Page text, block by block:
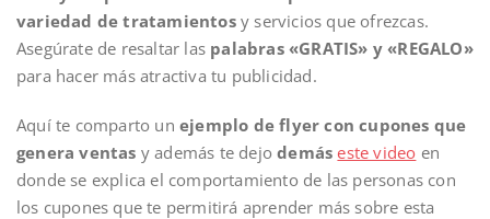
variedad de tratamientosy servicios que ofrezcas.
Asegúrate de resaltar las palabras «GRATIS» y «REGALO»
para hacer más atractiva tu publicidad.
Aquí te comparto un ejemplo de flyer con cupones que
genera ventas y además te dejodemáseste video en
donde se explica el comportamiento de las personas con
los cupones que te permitirá aprender más sobre esta